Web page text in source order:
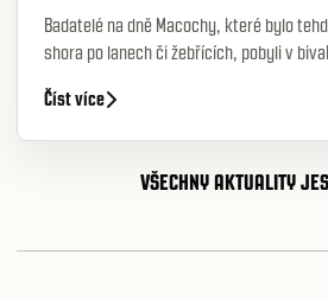
Badatelé na dně Macochy, které bylo
shora po lanech či žebřících, pobyli v
Číst více
VŠECHNY AKTUALITY